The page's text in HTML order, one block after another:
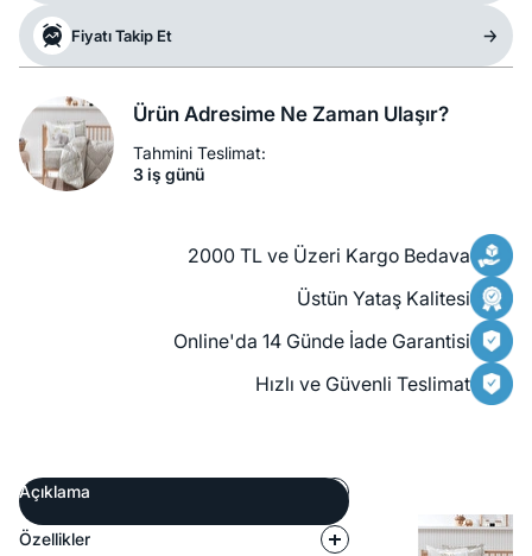
Fiyatı Takip Et
Ürün Adresime Ne Zaman Ulaşır?
Tahmini Teslimat:
3 iş günü
2000 TL ve Üzeri Kargo Bedava
Üstün Yataş Kalitesi
Online'da 14 Günde İade Garantisi
Hızlı ve Güvenli Teslimat
Açıklama
Özellikler